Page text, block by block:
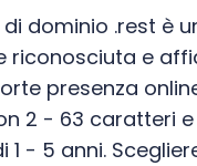
di dominio .rest è
riconosciuta e
presenza
2 - 63 caratteri
1 - 5 anni.